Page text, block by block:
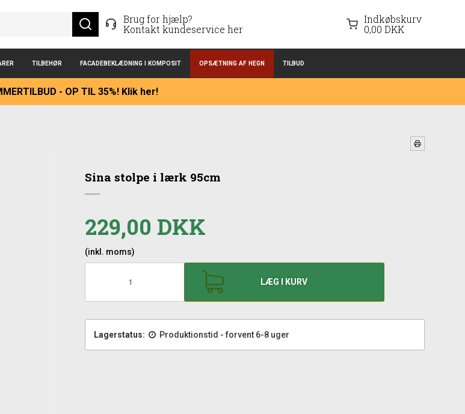
Brug for hjælp?
Kontakt kundeservice her
Indkøbskurv
0,00 DKK
TILBEHØR FACADEBEKLÆDNING I KOMPOSIT OPSÆTNING AF HEGN TILBUD
- OP TIL 35%! Klik her!
Sina stolpe i lærk 95cm
229,00 DKK
(inkl. moms)
LÆG I KURV
Lagerstatus: Produktionstid - forvent 6-8 uger